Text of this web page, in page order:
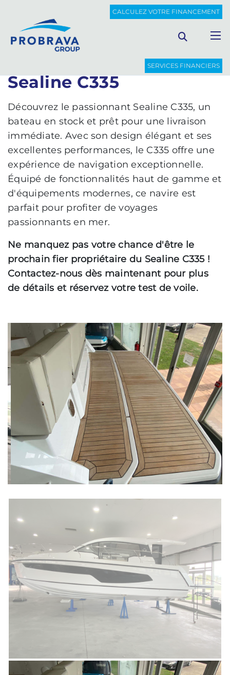
CALCULEZ VOTRE FINANCEMENT
SERVICES FINANCIERS
BATEAUX NOUVEAUX SEALINE C335
Retour à la liste
Sealine C335
Découvrez le passionnant Sealine C335, un
bateau en stock et prêt pour une livraison
immédiate. Avec son design élégant et ses
excellentes performances, le C335 offre une
expérience de navigation exceptionnelle.
Équipé de fonctionnalités haut de gamme et
d'équipements modernes, ce navire est
parfait pour profiter de voyages
passionnants en mer.
Ne manquez pas votre chance d'être le
prochain fier propriétaire du Sealine C335 !
Contactez-nous dès maintenant pour plus
de détails et réservez votre test de voile.